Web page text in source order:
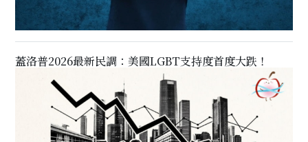
蓋洛普2026最新民調：美國LGBT支持度首度大跌！